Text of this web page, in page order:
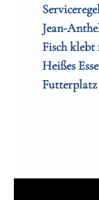
Jean-
Fisch klebt
Heißes
Futterplatz